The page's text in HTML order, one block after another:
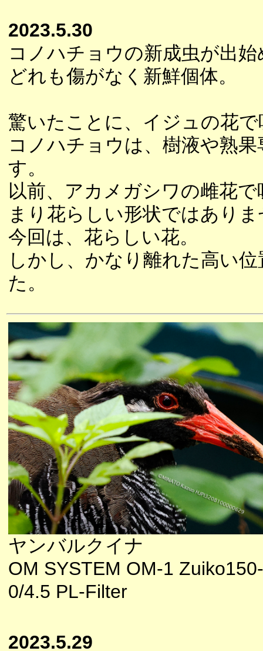
2023.5.30
コノハチョウの新成虫が出
どれも傷がなく新鮮個体。
驚いたことに、イジュの花
コノハチョウは、樹液や熟
す。
以前、アカメガシワの雌花
まり花らしい形状ではあり
今回は、花らしい花。
しかし、かなり離れた高い
た。
ヤンバルクイナ
OM SYSTEM OM-1
0/4.5 PL-Filter
2023.5.29